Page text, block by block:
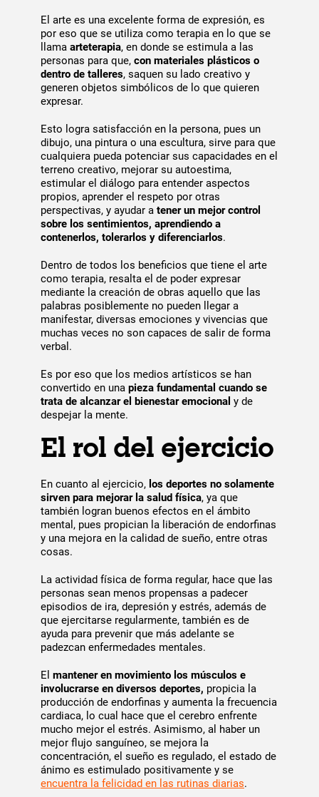
El arte es una excelente forma de expresión, es
por eso que se utiliza como terapia en lo que se
llama arteterapia, en donde se estimula a las
personas para que, con materiales plásticos o
dentro de talleres, saquen su lado creativo y
generen objetos simbólicos de lo que quieren
expresar.
Esto logra satisfacción en la persona, pues un
dibujo, una pintura o una escultura, sirve para que
cualquiera pueda potenciar sus capacidades en el
terreno creativo, mejorar su autoestima,
estimular el diálogo para entender aspectos
propios, aprender el respeto por otras
perspectivas, y ayudar a tener un mejor control
sobre los sentimientos, aprendiendo a
contenerlos, tolerarlos y diferenciarlos.
Dentro de todos los beneficios que tiene el arte
como terapia, resalta el de poder expresar
mediante la creación de obras aquello que las
palabras posiblemente no pueden llegar a
manifestar, diversas emociones y vivencias que
muchas veces no son capaces de salir de forma
verbal.
Es por eso que los medios artísticos se han
convertido en una pieza fundamental cuando se
trata de alcanzar el bienestar emocional y de
despejar la mente.
El rol del ejercicio
En cuanto al ejercicio, los deportes no solamente
sirven para mejorar la salud física, ya que
también logran buenos efectos en el ámbito
mental, pues propician la liberación de endorfinas
y una mejora en la calidad de sueño, entre otras
cosas.
La actividad física de forma regular, hace que las
personas sean menos propensas a padecer
episodios de ira, depresión y estrés, además de
que ejercitarse regularmente, también es de
ayuda para prevenir que más adelante se
padezcan enfermedades mentales.
El mantener en movimiento los músculos e
involucrarse en diversos deportes, propicia la
producción de endorfinas y aumenta la frecuencia
cardiaca, lo cual hace que el cerebro enfrente
mucho mejor el estrés. Asimismo, al haber un
mejor flujo sanguíneo, se mejora la
concentración, el sueño es regulado, el estado de
ánimo es estimulado positivamente y se
encuentra la felicidad en las rutinas diarias.